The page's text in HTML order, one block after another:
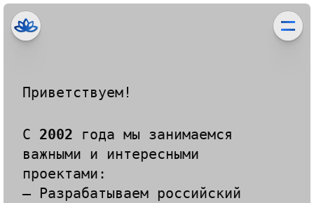
Приветствуем!
С 2002 года мы занимаемся
важными и интересными
проектами:
— Разрабатываем российский